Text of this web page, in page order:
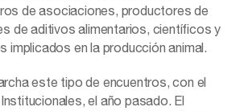
de asociaciones, productores de
de aditivos alimentarios, científicos y
implicados en la producción animal.
este tipo de encuentros, con el
el año pasado. El